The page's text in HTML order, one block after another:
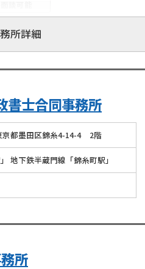
放棄
相続登記
害額請求
相続税申告
与税
生前対策
所詳細
書士合同事務所
京都墨田区錦糸4-14-4 2階
地下鉄半蔵門線「錦糸町駅」
所